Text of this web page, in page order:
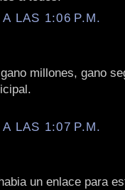
LAS 1:06 P.M.
millones, gano
LAS 1:07 P.M.
un enlace para